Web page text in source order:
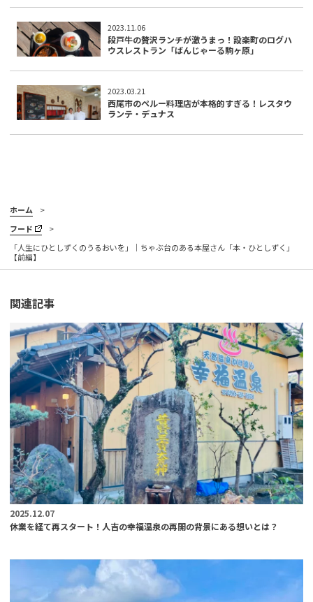
2023.11.06
段戸牛の贅沢ランチが激うまっ！設楽町のログハ
ウスレストラン「ばんじゃーる駒ヶ原」
2023.03.21
西尾市のペルー料理店が本格的すぎる！レスタウ
ランテ・デュナス
ホーム
フード
「人生にひとしずくのうるおいを」｜ちゃぶ台のある本屋さん「本・ひとしずく」
【前編】
関連記事
2025.12.07
休業を経て再スタート！人吉の幸福温泉の再開の背景にある想いとは？